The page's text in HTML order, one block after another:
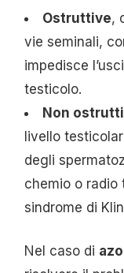
Ostruttive,
vie seminali,
impedisce
testicolo.
Non
livello
degli
chemio o radio
sindrome di
Nel caso di